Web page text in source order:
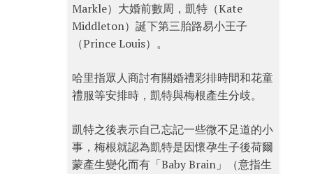
Markle）大婚前數周，凱特（Kate
Middleton）誕下第三胎路易小王子
（Prince Louis）。
哈里指眾人商討有關婚禮彩排時間和花童
禮服等安排時，凱特與梅根產生分歧。
凱特之後表示自己忘記一些微不足道的小
事，梅根就認為凱特是因懷孕生子後荷爾
蒙產生變化而有「Baby Brain」（意指生